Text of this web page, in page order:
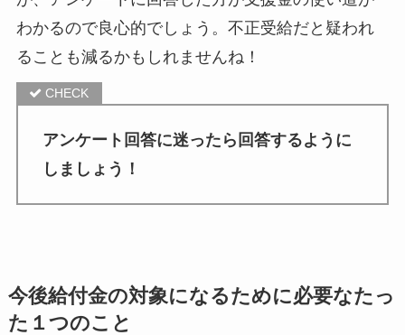
わかるので良心的でしょう。不正受給だと疑われ
ることも減るかもしれませんね！
アンケート回答に迷ったら回答するように
しましょう！
今後給付金の対象になるために必要なたっ
た１つのこと